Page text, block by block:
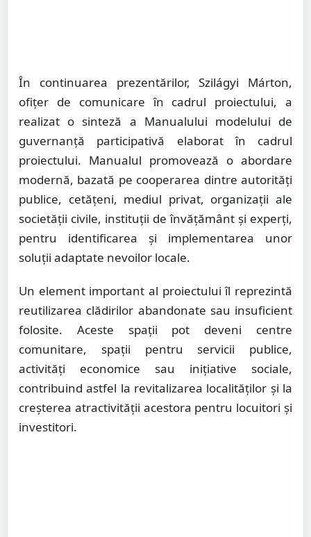
În continuarea prezentărilor, Szilágyi Márton,
ofițer de comunicare în cadrul proiectului, a
realizat o sinteză a Manualului modelului de
guvernanță participativă elaborat în cadrul
proiectului. Manualul promovează o abordare
modernă, bazată pe cooperarea dintre autorități
publice, cetățeni, mediul privat, organizații ale
societății civile, instituții de învățământ și experți,
pentru identificarea și implementarea unor
soluții adaptate nevoilor locale.
Un element important al proiectului îl reprezintă
reutilizarea clădirilor abandonate sau insuficient
folosite. Aceste spații pot deveni centre
comunitare, spații pentru servicii publice,
activități economice sau inițiative sociale,
contribuind astfel la revitalizarea localităților și la
creșterea atractivității acestora pentru locuitori și
investitori.